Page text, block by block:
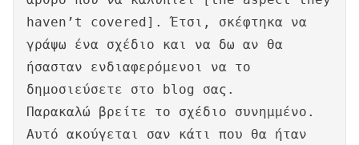
haven’t covered]. Έτσι, σκέφτηκα να
γράψω ένα σχέδιο και να δω αν θα
ήσασταν ενδιαφερόμενοι να το
δημοσιεύσετε στο blog σας.
Παρακαλώ βρείτε το σχέδιο συνημμένο.
Αυτό ακούγεται σαν κάτι που θα ήταν